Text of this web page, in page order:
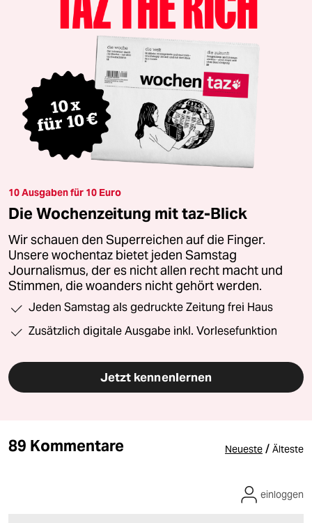
10 Ausgaben für 10 Euro
Die Wochenzeitung mit taz-Blick
Wir schauen den Superreichen auf die Finger.
Unsere wochentaz bietet jeden Samstag
Journalismus, der es nicht allen recht macht und
Stimmen, die woanders nicht gehört werden.
Jeden Samstag als gedruckte Zeitung frei Haus
Zusätzlich digitale Ausgabe inkl. Vorlesefunktion
Jetzt kennenlernen
89 Kommentare Neueste / Älteste
einloggen